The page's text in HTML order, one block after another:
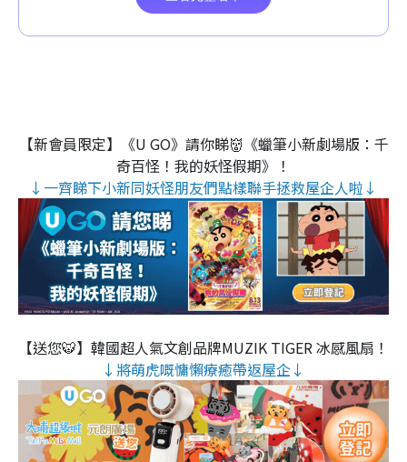
【新會員限定】《U GO》請你睇👹《蠟筆小新劇場版：千
奇百怪！我的妖怪假期》！
↓一齊睇下小新同妖怪朋友們點樣聯手拯救屋企人啦↓
【送您🐯】韓國超人氣文創品牌MUZIK TIGER 冰感風扇！
↓將萌虎嘅慵懶療癒帶返屋企↓